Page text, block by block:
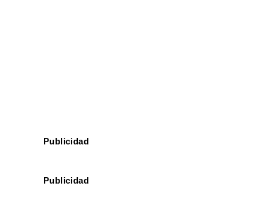
Publicidad
Publicidad